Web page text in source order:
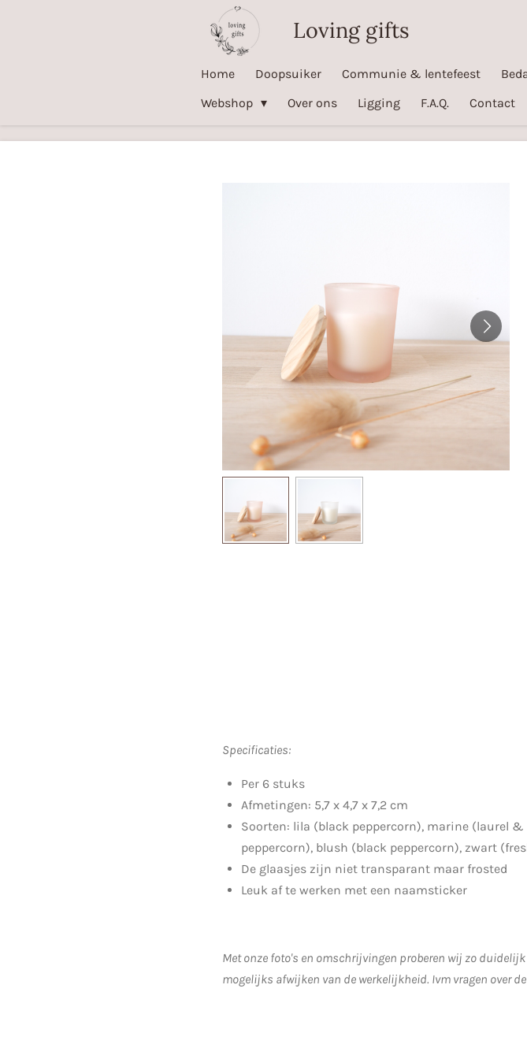
Loving gifts
Home Doopsuiker Communie & lentefeest
Webshop
Over ons Ligging F.A.Q. Contact
Specificaties:
Per 6 stuks
Afmetingen: 5,7 x 4,7 x 7,2 cm
Soorten: lila (black peppercorn), marine (laurel &
peppercorn), blush (black peppercorn), zwart
De glaasjes zijn niet transparant maar frosted
Leuk af te werken met een naamsticker
Met onze foto's en omschrijvingen proberen wij zo
mogelijks afwijken van de werkelijkheid. Ivm vragen over